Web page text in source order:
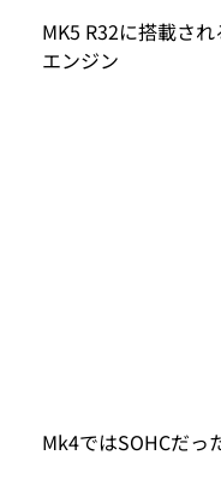
MK5 R32に搭載さ
エンジン
Mk4ではSOHCだっ